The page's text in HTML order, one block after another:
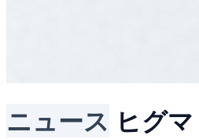
ニュース ヒグマ